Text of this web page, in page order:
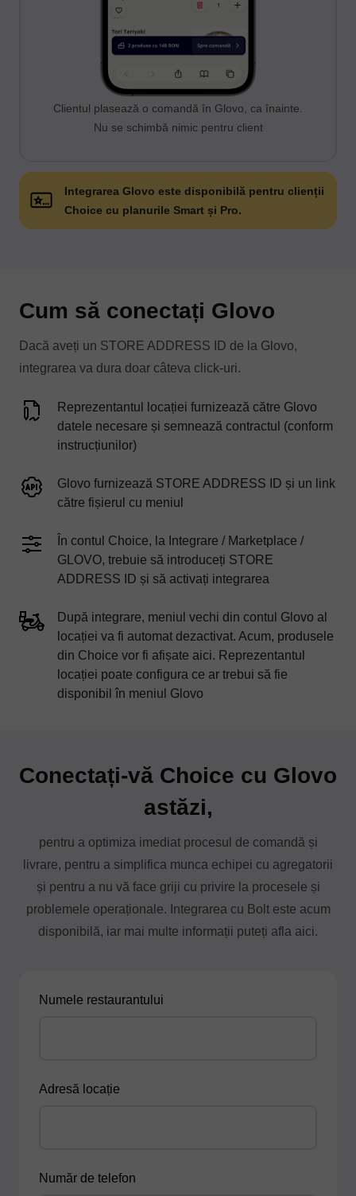
Clientul plasează o comandă în Glovo, ca înainte.
Nu se schimbă nimic pentru client
Integrarea Glovo este disponibilă pentru clienții
Choice cu planurile Smart și Pro.
Cum să conectați Glovo
Dacă aveți un STORE ADDRESS ID de la Glovo,
integrarea va dura doar câteva click-uri.
Reprezentantul locației furnizează către Glovo
datele necesare și semnează contractul (conform
instrucțiunilor)
Glovo furnizează STORE ADDRESS ID și un link
către fișierul cu meniul
În contul Choice, la Integrare / Marketplace /
GLOVO, trebuie să introduceți STORE
ADDRESS ID și să activați integrarea
După integrare, meniul vechi din contul Glovo al
locației va fi automat dezactivat. Acum, produsele
din Choice vor fi afișate aici. Reprezentantul
locației poate configura ce ar trebui să fie
disponibil în meniul Glovo
Conectați-vă Choice cu Glovo
astăzi,
pentru a optimiza imediat procesul de comandă și
livrare, pentru a simplifica munca echipei cu agregatorii
și pentru a nu vă face griji cu privire la procesele și
problemele operaționale. Integrarea cu Bolt este acum
disponibilă, iar mai multe informații puteți afla aici.
Numele restaurantului
Adresă locație
Număr de telefon